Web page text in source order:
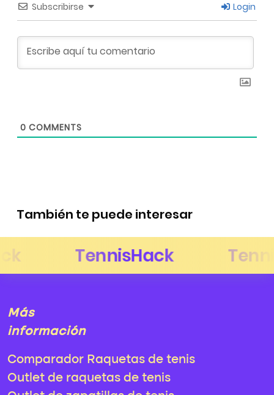
Subscribirse Login
0 COMMENTS
También te puede interesar
Más
información
Comparador Raquetas de tenis
Outlet de raquetas de tenis